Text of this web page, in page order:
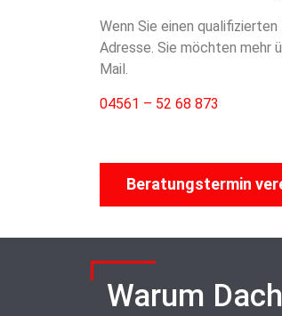
Wenn Sie einen
Adresse. Sie möchten mehr
Mail.
04561 – 52 68 873
Beratungstermin
Warum